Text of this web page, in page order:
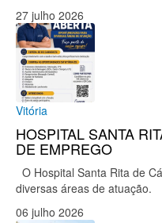
27 julho 2026
Vitória
HOSPITAL SANTA
DE EMPREGO
O Hospital Santa Rita de
diversas áreas de atuação.
06 julho 2026